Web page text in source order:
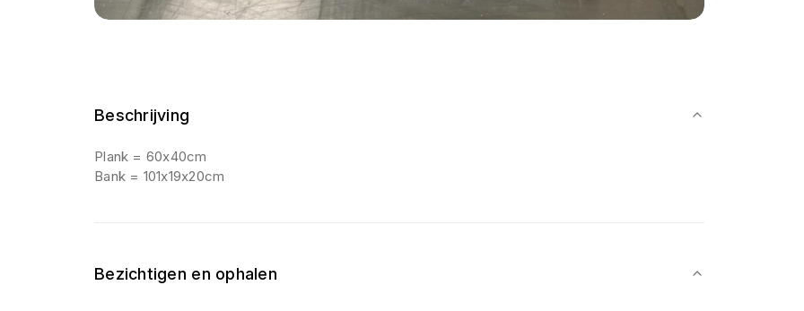
Beschrijving
Plank = 60x40cm
Bank = 101x19x20cm
Bezichtigen en ophalen